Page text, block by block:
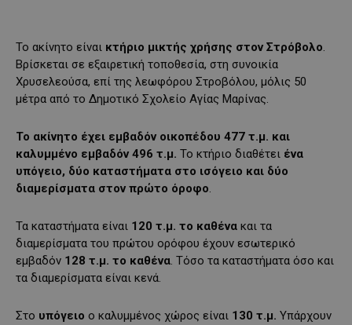
Το ακίνητο είναι κτήριο μικτής χρήσης στον Στρόβολο.
Βρίσκεται σε εξαιρετική τοποθεσία, στη συνοικία
Χρυσελεούσα, επί της λεωφόρου Στροβόλου, μόλις 50
μέτρα από το Δημοτικό Σχολείο Αγίας Μαρίνας.
Το ακίνητο έχει εμβαδόν οικοπέδου 477 τ.μ. και
καλυμμένο εμβαδόν 496 τ.μ. Το κτήριο διαθέτει ένα
υπόγειο, δύο καταστήματα στο ισόγειο και δύο
διαμερίσματα στον πρώτο όροφο.
Τα καταστήματα είναι 120 τ.μ. το καθένα και τα
διαμερίσματα του πρώτου ορόφου έχουν εσωτερικό
εμβαδόν 128 τ.μ. το καθένα. Τόσο τα καταστήματα όσο και
τα διαμερίσματα είναι κενά.
Στο υπόγειο ο καλυμμένος χώρος είναι 130 τ.μ. Υπάρχουν